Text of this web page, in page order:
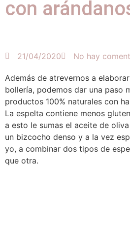
con
21/04/2020 No hay
Además de atrevernos a
bollería, podemos dar una paso
productos 100% naturales con
La espelta contiene menos
a esto le sumas el aceite de
un bizcocho denso y a la vez
yo, a combinar dos tipos de
que otra.